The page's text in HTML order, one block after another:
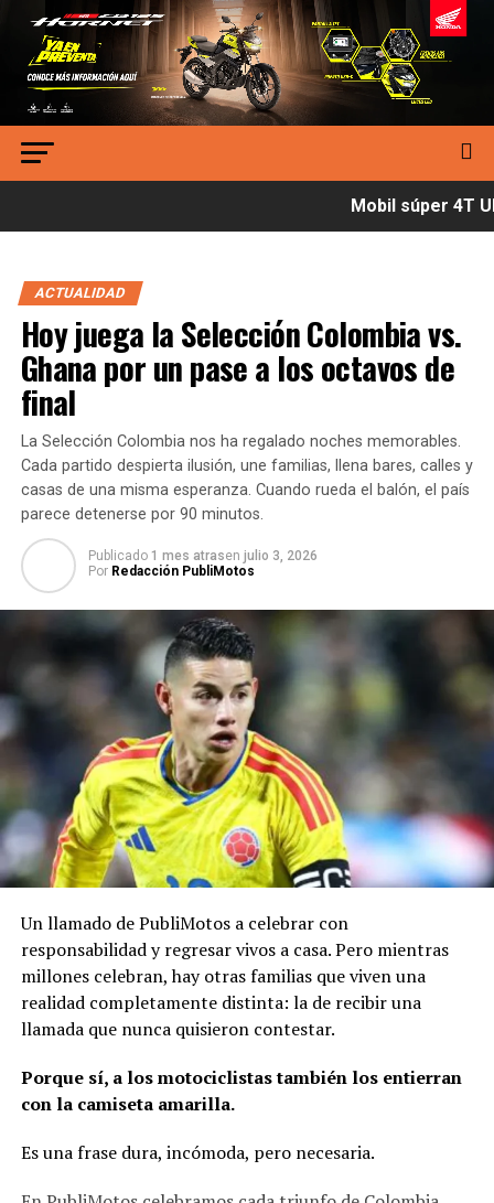
Mobil súper 4T
ACTUALIDAD
Hoy juega la Selección Colombia vs.
Ghana por un pase a los octavos de
final
La Selección Colombia nos ha regalado noches memorables.
Cada partido despierta ilusión, une familias, llena bares, calles y
casas de una misma esperanza. Cuando rueda el balón, el país
parece detenerse por 90 minutos.
Publicado 1 mes atrasen julio 3, 2026
Por Redacción PubliMotos
Un llamado de PubliMotos a celebrar con
responsabilidad y regresar vivos a casa. Pero mientras
millones celebran, hay otras familias que viven una
realidad completamente distinta: la de recibir una
llamada que nunca quisieron contestar.
Porque sí, a los motociclistas también los entierran
con la camiseta amarilla.
Es una frase dura, incómoda, pero necesaria.